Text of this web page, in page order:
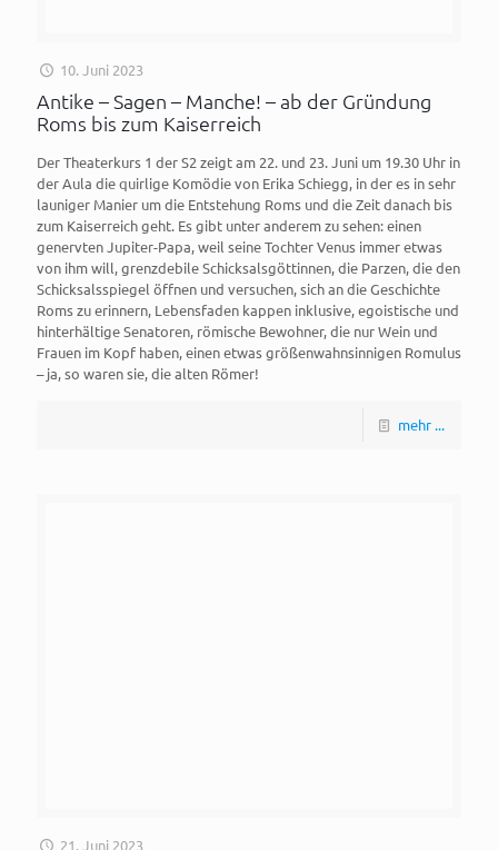
10. Juni 2023
Antike – Sagen – Manche! – ab der Gründung
Roms bis zum Kaiserreich
Der Theaterkurs 1 der S2 zeigt am 22. und 23. Juni um 19.30 Uhr in
der Aula die quirlige Komödie von Erika Schiegg, in der es in sehr
launiger Manier um die Entstehung Roms und die Zeit danach bis
zum Kaiserreich geht. Es gibt unter anderem zu sehen: einen
genervten Jupiter-Papa, weil seine Tochter Venus immer etwas
von ihm will, grenzdebile Schicksalsgöttinnen, die Parzen, die den
Schicksalsspiegel öffnen und versuchen, sich an die Geschichte
Roms zu erinnern, Lebensfaden kappen inklusive, egoistische und
hinterhältige Senatoren, römische Bewohner, die nur Wein und
Frauen im Kopf haben, einen etwas größenwahnsinnigen Romulus
– ja, so waren sie, die alten Römer!
mehr ...
21. Juni 2023